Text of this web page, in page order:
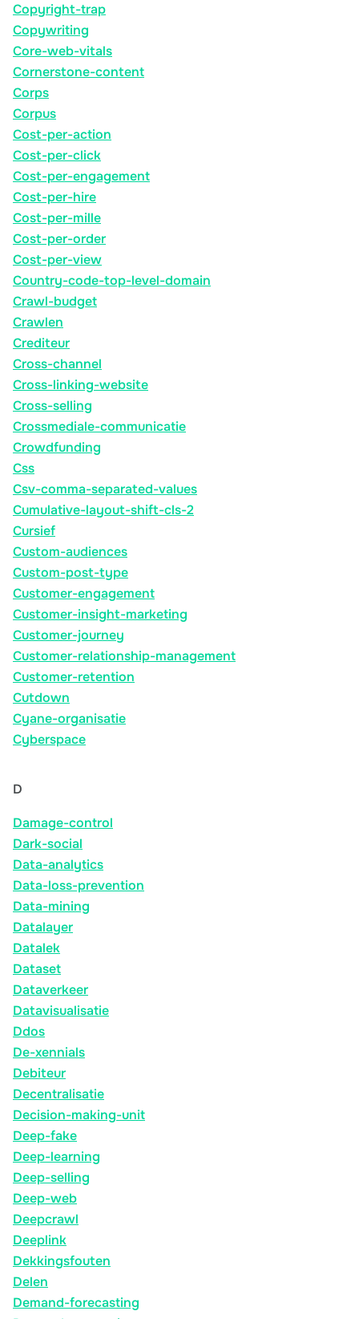
Copyright-trap
Copywriting
Core-web-vitals
Cornerstone-content
Corps
Corpus
Cost-per-action
Cost-per-click
Cost-per-engagement
Cost-per-hire
Cost-per-mille
Cost-per-order
Cost-per-view
Country-code-top-level-domain
Crawl-budget
Crawlen
Crediteur
Cross-channel
Cross-linking-website
Cross-selling
Crossmediale-communicatie
Crowdfunding
Css
Csv-comma-separated-values
Cumulative-layout-shift-cls-2
Cursief
Custom-audiences
Custom-post-type
Customer-engagement
Customer-insight-marketing
Customer-journey
Customer-relationship-management
Customer-retention
Cutdown
Cyane-organisatie
Cyberspace
D
Damage-control
Dark-social
Data-analytics
Data-loss-prevention
Data-mining
Datalayer
Datalek
Dataset
Dataverkeer
Datavisualisatie
Ddos
De-xennials
Debiteur
Decentralisatie
Decision-making-unit
Deep-fake
Deep-learning
Deep-selling
Deep-web
Deepcrawl
Deeplink
Dekkingsfouten
Delen
Demand-forecasting